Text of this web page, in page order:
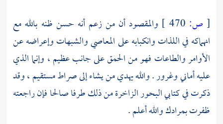
[ ص:
والمقصود أن من زعم أنه حسن ظنه بالله مع
انهماكه في اللذات وانكبابه على المعاصي والشبهات وإعراضه عن
الأوامر والطاعات فهو من الحمق على جانب عظيم ، وإنما الذي
عليه أماني وغرور . والله يهدي من يشاء إلى صراط مستقيم ، وقد
ذكرت في كتابي البحور الزاخرة من ذلك طرفا صالحا فإن راجعته
ظفرت بمرادك والله أعلم .